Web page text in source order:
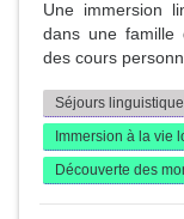
Une immersion
dans une famille
des cours
Séjours
Immersion à la vie
Découverte des